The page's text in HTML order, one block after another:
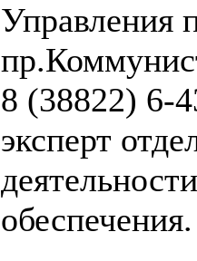
Управления
8 (38822) 6-
эксперт
обеспечения.